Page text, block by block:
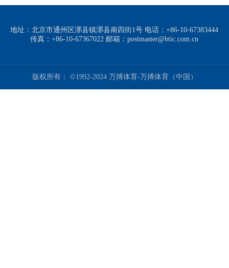
地址：北京市通州区漷县镇漷县南四街1号 电话：+86-10-67383444
传真：+86-10-67367022 邮箱：postmaster@btic.com.cn
版权所有： ©1992-2024 万搏体育-万搏体育（中国）